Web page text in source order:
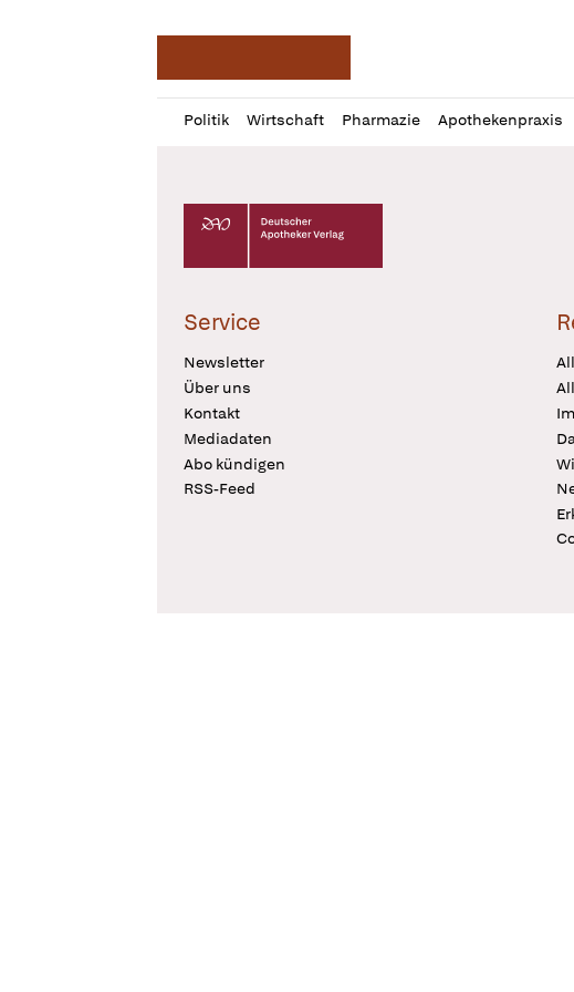
Politik Wirtschaft Pharmazie Apothekenpraxis
Profil
öffnen
Daz
Pur
Deutscher Apotheker Verlag Logo
Service
Newsletter
Über uns
Kontakt
Mediadaten
Abo kündigen
RSS-Feed